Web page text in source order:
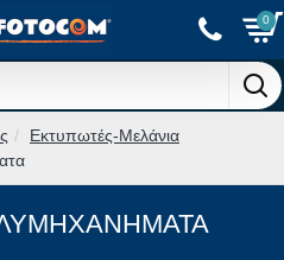
0
Εκτυπωτές-Μελάνια